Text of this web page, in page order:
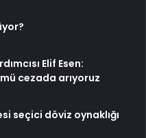
Elif Esen:
cezada arıyoruz
seçici döviz oynaklığı